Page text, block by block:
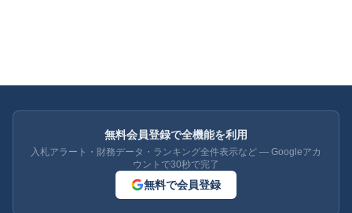
無料会員登録で全機能を利用
入札アラート・財務データ・ランキング全件表示など — Googleアカ
ウントで30秒で完了
無料で会員登録